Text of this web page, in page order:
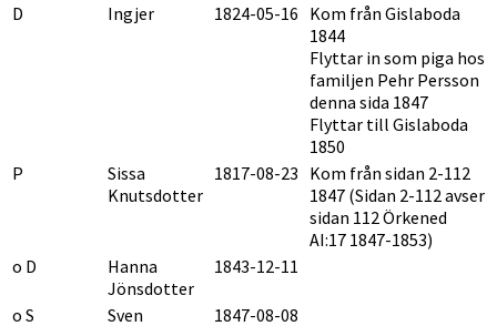
D Ingjer 1824-05-16 Kom från Gislaboda
1844
Flyttar in som piga hos
familjen Pehr Persson
denna sida 1847
Flyttar till Gislaboda
1850
P
Sissa
Knutsdotter
1817-08-23 Kom från sidan 2-112
1847 (Sidan 2-112 avser
sidan 112 Örkened
AI:17 1847-1853)
o D
Hanna
Jönsdotter
1843-12-11
o S Sven 1847-08-08